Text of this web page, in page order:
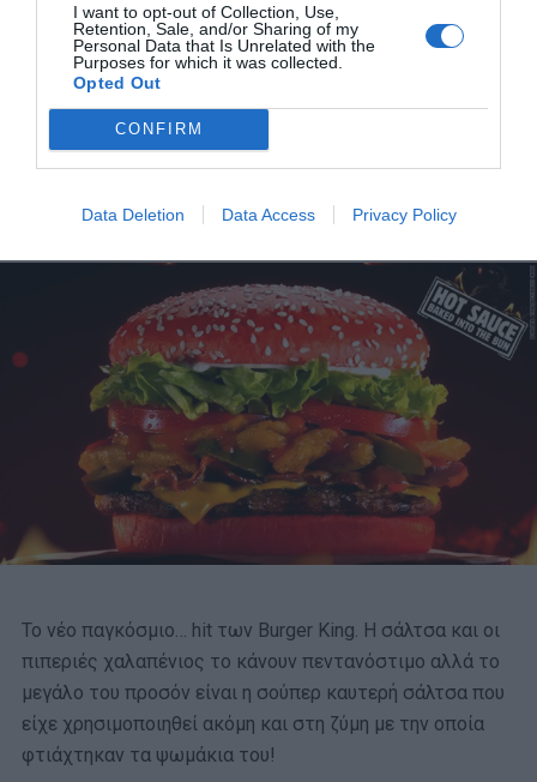
I want to opt-out of Collection, Use,
Retention, Sale, and/or Sharing of my
Personal Data that Is Unrelated with the
Purposes for which it was collected.
Opted Out
CONFIRM
Data Deletion Data Access Privacy Policy
Pirates. Περιέχει (προφανώς…) λουκάνικο, μακαρόνια με
τυρί, πιπεριές χαλαπένιος, αλμυρή σος καραμέλας και
Cracker Jack, ένα μείγμα καραμελωμένου ποπ κορν και
ξηρών καρπών. Και επειδή όλα αυτά δεν χωρούν σε
ψωμάκι προτιμήθηκε η αραβική πίτα.
Angriest Whopper
Το νέο παγκόσμιο… hit των Burger King. Η σάλτσα και οι
πιπεριές χαλαπένιος το κάνουν πεντανόστιμο αλλά το
μεγάλο του προσόν είναι η σούπερ καυτερή σάλτσα που
είχε χρησιμοποιηθεί ακόμη και στη ζύμη με την οποία
φτιάχτηκαν τα ψωμάκια του!